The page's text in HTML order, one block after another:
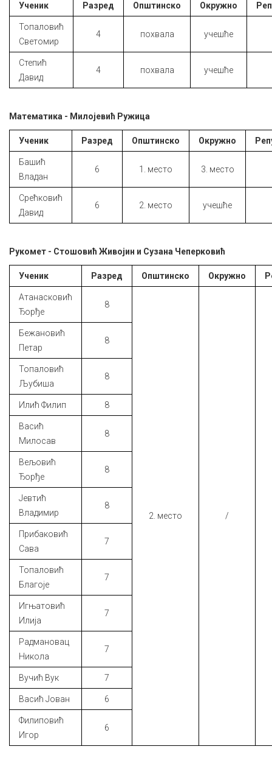
Ученик Разред Општинско Окружно
Топаловић
Светомир
4 похвала учешће
Степић
Давид
4 похвала учешће
Математика - Милојевић Ружица
Ученик Разред Општинско Окружно
Башић
Владан
6 1. место 3. место
Срећковић
Давид
6 2. место учешће
Рукомет - Стошовић Живојин и Сузана Чеперковић
Ученик Разред Општинско Окружно
Атанасковић
Ђорђе
8
2. место /
Бежановић
Петар
8
Топаловић
Љубиша
8
Илић Филип 8
Васић
Милосав
8
Вељовић
Ђорђе
8
Јевтић
Владимир
8
Прибаковић
Сава
7
Топаловић
Благоје
7
Игњатовић
Илија
7
Радмановац
Никола
7
Вучић Вук 7
Васић Јован 6
Филиповић
Игор
6